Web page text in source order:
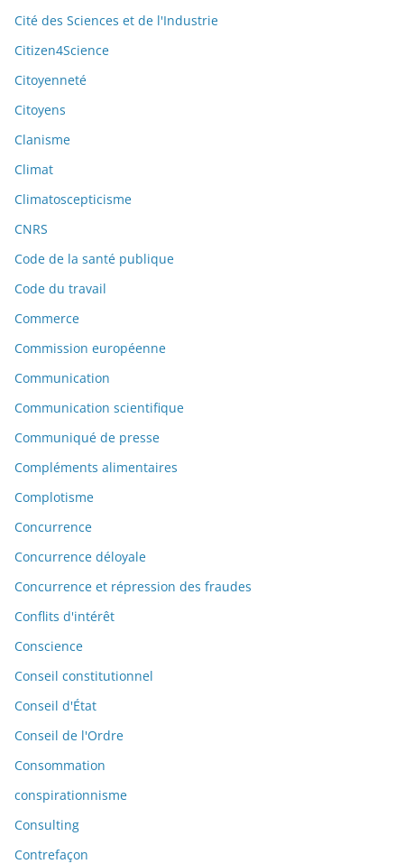
Cité des Sciences et de l'Industrie
Citizen4Science
Citoyenneté
Citoyens
Clanisme
Climat
Climatoscepticisme
CNRS
Code de la santé publique
Code du travail
Commerce
Commission européenne
Communication
Communication scientifique
Communiqué de presse
Compléments alimentaires
Complotisme
Concurrence
Concurrence déloyale
Concurrence et répression des fraudes
Conflits d'intérêt
Conscience
Conseil constitutionnel
Conseil d'État
Conseil de l'Ordre
Consommation
conspirationnisme
Consulting
Contrefaçon